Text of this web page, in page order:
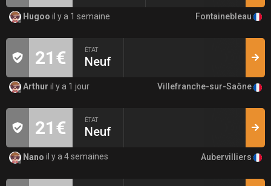
Hugoo il y a 1 semaine Fontainebleau
21€ ÉTAT
Neuf
Arthur il y a 1 jour Villefranche-sur-Saône
21€ ÉTAT
Neuf
Nano il y a 4 semaines Aubervilliers